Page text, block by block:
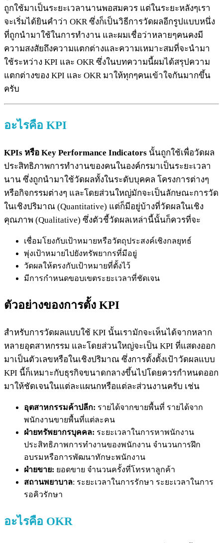
ถูกใช้มาเป็นระยะเวลานานพอสมควร แต่ในระยะหลังๆเรา
จะเริ่มได้ยินคำว่า OKR ซึ่งก็เป็นวิธีการวัดผลอีกรูปแบบหนึ่ง
ที่ถูกนำมาใช้ในการทำงาน และผมเชื่อว่าหลายๆคนคงมี
ความสงสัยถึงความแตกต่างและความเหมาะสมที่จะนำมา
ใช้ระหว่าง KPI และ OKR ซึ่งในบทความนี้ผมได้สรุปความ
แตกต่างของ KPI และ OKR มาให้ทุกๆคนเข้าใจกันมากขึ้น
ครับ
อะไรคือ KPI
KPIs หรือ Key Performance Indicators นั้นถูกใช้เพื่อวัดผล
ประสิทธิภาพการทำงานของคนในองค์กรมาเป็นระยะเวลา
นาน ซึ่งถูกนำมาใช้วัดผลทั้งในระดับบุคคล โครงการต่างๆ
หรือกิจกรรมต่างๆ และโดยส่วนใหญ่มักจะเป็นลักษณะการวัด
ในเชิงปริมาณ (Quantitative) แต่ก็มีอยู่บ้างที่วัดผลในเชิง
คุณภาพ (Qualitative) ซึ่งตัวชี้วัดผลเหล่านี้นั้นก็ควรที่จะ
เชื่อมโยงกับเป้าหมายหรือวัตถุประสงค์เชิงกลยุทธ์
พุ่งเป้าหมายไปยังทรัพยากรที่มีอยู่
วัดผลให้ตรงกับเป้าหมายที่ตั้งไว้
มีการกำหนดขอบเขตระยะเวลาที่ชัดเจน
ตัวอย่างของการตั้ง KPI
สำหรับการวัดผลแบบใช้ KPI นั้นเรามักจะเห็นได้จากหลาก
หลายอุตสาหกรรม และโดยส่วนใหญ่จะเป็น KPI ที่แสดงออก
มาเป็นตัวเลขหรือในเชิงปริมาณ ซึ่งการตั้งตั้งเป้าวัดผลแบบ
KPI นี้ก็เหมาะกับธุรกิจขนาดกลางขึ้นไปโดยควรกำหนดออก
มาให้ชัดเจนในแต่ละแผนกหรือแต่ละส่วนงานครับ เช่น
อุตสาหกรรมค้าปลีก: รายได้จากขายพื้นที่ รายได้จาก
พนักงานขายพื้นที่แต่ละคน
ฝ่ายทรัพยากรบุคคล: ระยะเวลาในการหาพนักงาน
ประสิทธิภาพการทำงานของพนักงาน จำนวนการฝึก
อบรมหรือการพัฒนาทักษะพนักงาน
ฝ่ายขาย: ยอดขาย จำนวนครั้งที่โทรหาลูกค้า
สถานพยาบาล: ระยะเวลาในการรักษา ระยะเวลาในการ
รอคิวรักษา
อะไรคือ OKR